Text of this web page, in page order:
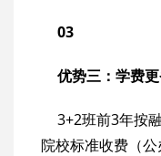
03
优势三：学费
3+2班前3年按
院校标准收费（公